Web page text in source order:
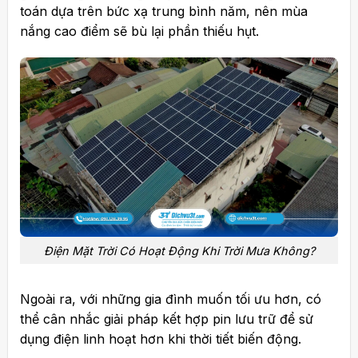
toán dựa trên bức xạ trung bình năm, nên mùa
nắng cao điểm sẽ bù lại phần thiếu hụt.
Điện Mặt Trời Có Hoạt Động Khi Trời Mưa Không?
Ngoài ra, với những gia đình muốn tối ưu hơn, có
thể cân nhắc giải pháp kết hợp pin lưu trữ để sử
dụng điện linh hoạt hơn khi thời tiết biến động.